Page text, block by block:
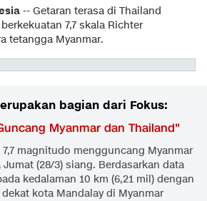
-- Getaran terasa di Thailand
7,7 skala Richter
tetangga Myanmar.
bagian dari Fokus:
Myanmar dan Thailand"
magnitudo mengguncang Myanmar
(28/3) siang. Berdasarkan data
kedalaman 10 km (6,21 mil) dengan
kota Mandalay di Myanmar